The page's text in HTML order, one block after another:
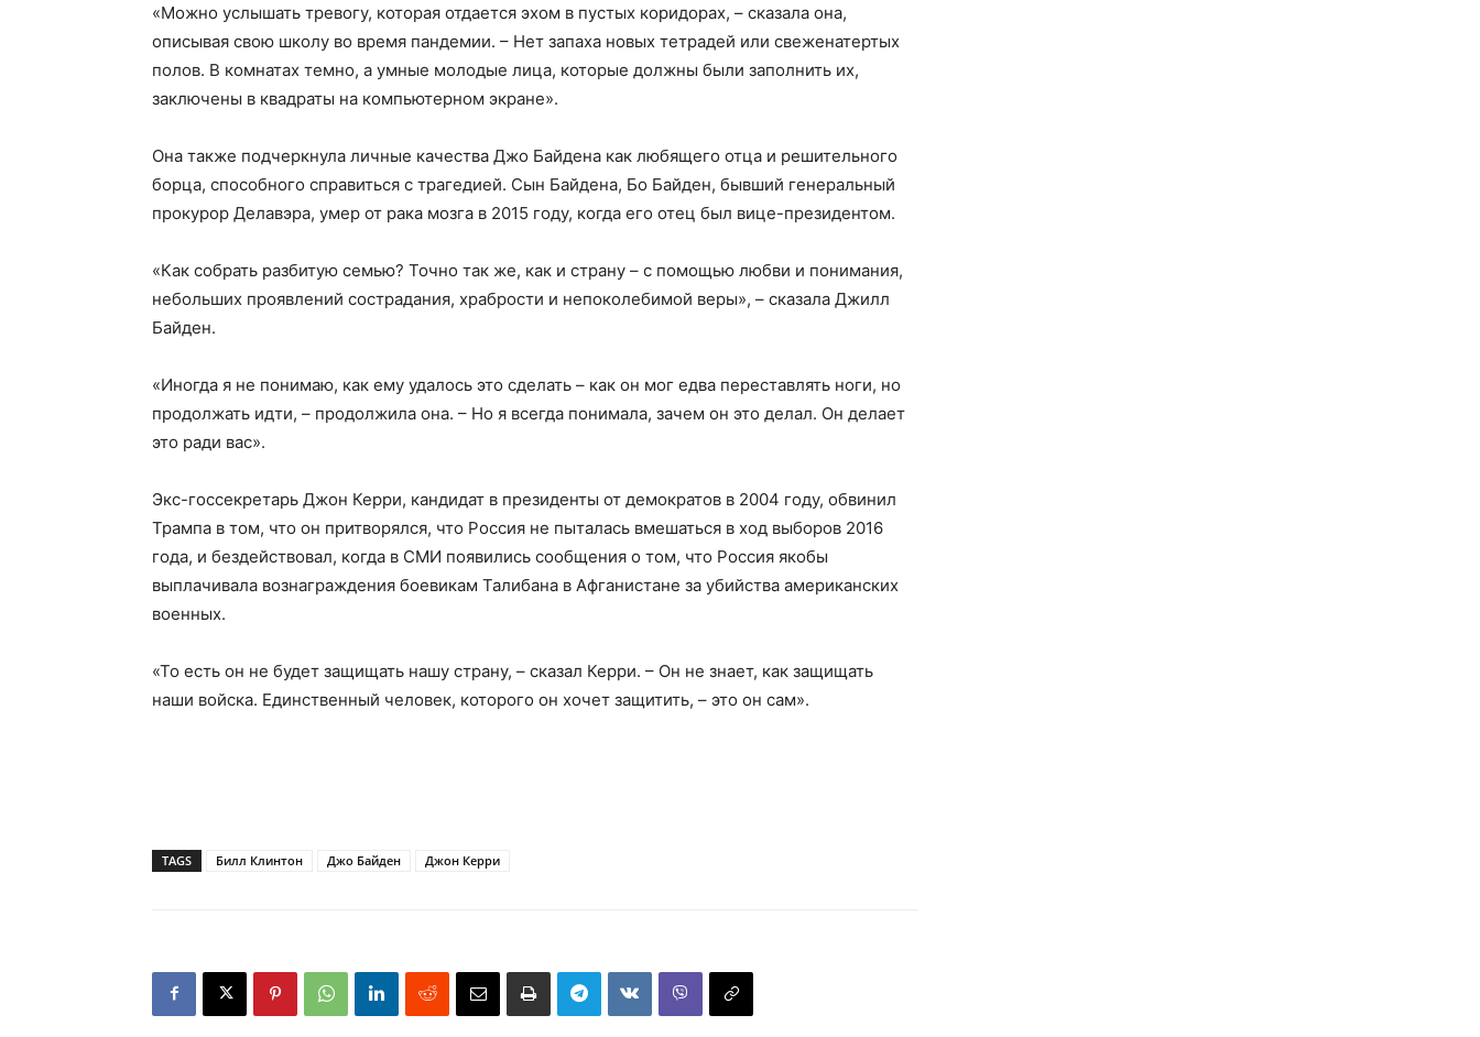
«Можно услышать тревогу, которая отдается эхом в пустых коридорах, – сказала она,
описывая свою школу во время пандемии. – Нет запаха новых тетрадей или свеженатертых
полов. В комнатах темно, а умные молодые лица, которые должны были заполнить их,
заключены в квадраты на компьютерном экране».
Она также подчеркнула личные качества Джо Байдена как любящего отца и решительного
борца, способного справиться с трагедией. Сын Байдена, Бо Байден, бывший генеральный
прокурор Делавэра, умер от рака мозга в 2015 году, когда его отец был вице-президентом.
«Как собрать разбитую семью? Точно так же, как и страну – с помощью любви и понимания,
небольших проявлений сострадания, храбрости и непоколебимой веры», – сказала Джилл
Байден.
«Иногда я не понимаю, как ему удалось это сделать – как он мог едва переставлять ноги, но
продолжать идти, – продолжила она. – Но я всегда понимала, зачем он это делал. Он делает
это ради вас».
Экс-госсекретарь Джон Керри, кандидат в президенты от демократов в 2004 году, обвинил
Трампа в том, что он притворялся, что Россия не пыталась вмешаться в ход выборов 2016
года, и бездействовал, когда в СМИ появились сообщения о том, что Россия якобы
выплачивала вознаграждения боевикам Талибана в Афганистане за убийства американских
военных.
«То есть он не будет защищать нашу страну, – сказал Керри. – Он не знает, как защищать
наши войска. Единственный человек, которого он хочет защитить, – это он сам».
TAGS Билл Клинтон Джо Байден Джон Керри